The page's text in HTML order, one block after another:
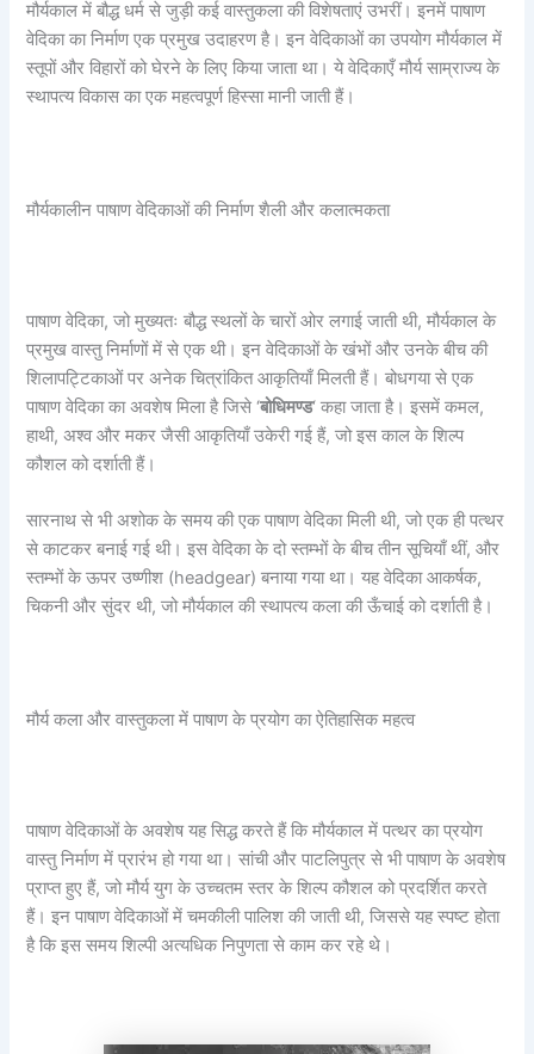
मौर्यकाल में बौद्ध धर्म से जुड़ी कई वास्तुकला की विशेषताएं उभरीं। इनमें पाषाण
वेदिका का निर्माण एक प्रमुख उदाहरण है। इन वेदिकाओं का उपयोग मौर्यकाल में
स्तूपों और विहारों को घेरने के लिए किया जाता था। ये वेदिकाएँ मौर्य साम्राज्य के
स्थापत्य विकास का एक महत्वपूर्ण हिस्सा मानी जाती हैं।
मौर्यकालीन पाषाण वेदिकाओं की निर्माण शैली और कलात्मकता
पाषाण वेदिका, जो मुख्यतः बौद्ध स्थलों के चारों ओर लगाई जाती थी, मौर्यकाल के
प्रमुख वास्तु निर्माणों में से एक थी। इन वेदिकाओं के खंभों और उनके बीच की
शिलापट्टिकाओं पर अनेक चित्रांकित आकृतियाँ मिलती हैं। बोधगया से एक
पाषाण वेदिका का अवशेष मिला है जिसे ‘बोधिमण्ड‘ कहा जाता है। इसमें कमल,
हाथी, अश्व और मकर जैसी आकृतियाँ उकेरी गई हैं, जो इस काल के शिल्प
कौशल को दर्शाती हैं।
सारनाथ से भी अशोक के समय की एक पाषाण वेदिका मिली थी, जो एक ही पत्थर
से काटकर बनाई गई थी। इस वेदिका के दो स्तम्भों के बीच तीन सूचियाँ थीं, और
स्तम्भों के ऊपर उष्णीश (headgear) बनाया गया था। यह वेदिका आकर्षक,
चिकनी और सुंदर थी, जो मौर्यकाल की स्थापत्य कला की ऊँचाई को दर्शाती है।
मौर्य कला और वास्तुकला में पाषाण के प्रयोग का ऐतिहासिक महत्व
पाषाण वेदिकाओं के अवशेष यह सिद्ध करते हैं कि मौर्यकाल में पत्थर का प्रयोग
वास्तु निर्माण में प्रारंभ हो गया था। सांची और पाटलिपुत्र से भी पाषाण के अवशेष
प्राप्त हुए हैं, जो मौर्य युग के उच्चतम स्तर के शिल्प कौशल को प्रदर्शित करते
हैं। इन पाषाण वेदिकाओं में चमकीली पालिश की जाती थी, जिससे यह स्पष्ट होता
है कि इस समय शिल्पी अत्यधिक निपुणता से काम कर रहे थे।